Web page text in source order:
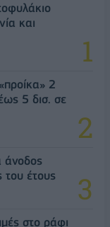
και
2
5 δισ. σε
άνοδος
έτους
στο ράφι